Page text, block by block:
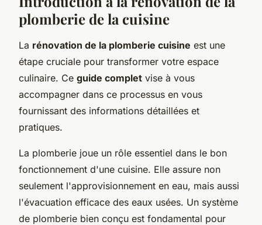
plomberie de la cuisine
La rénovation de la plomberie cuisine est une
étape cruciale pour transformer votre espace
culinaire. Ce guide complet vise à vous
accompagner dans ce processus en vous
fournissant des informations détaillées et
pratiques.
La plomberie joue un rôle essentiel dans le bon
fonctionnement d'une cuisine. Elle assure non
seulement l'approvisionnement en eau, mais aussi
l'évacuation efficace des eaux usées. Un système
de plomberie bien conçu est fondamental pour